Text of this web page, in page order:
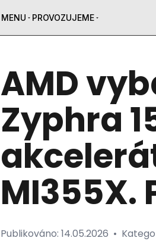
MENU PROVOZUJEME
AMD
Zyphra
MI355X.
Publikováno: 14.05.2026 •